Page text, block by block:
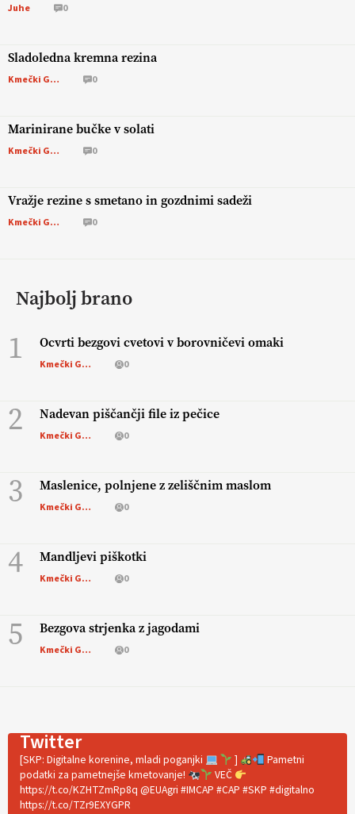
Juhe 0
Sladoledna kremna rezina
Kmečki Glas 0
Marinirane bučke v solati
Kmečki Glas 0
Vražje rezine s smetano in gozdnimi sadeži
Kmečki Glas 0
Najbolj brano
1 Ocvrti bezgovi cvetovi v borovničevi omaki
Kmečki Glas 0
2 Nadevan piščančji file iz pečice
Kmečki Glas 0
3 Maslenice, polnjene z zeliščnim maslom
Kmečki Glas 0
4 Mandljevi piškotki
Kmečki Glas 0
5 Bezgova strjenka z jagodami
Kmečki Glas 0
Twitter
[SKP: Digitalne korenine, mladi poganjki ]
Pametni
podatki za pametnejše kmetovanje!
VEČ
https://t.co/KZHTZmRp8q @EUAgri #IMCAP #CAP #SKP #digitalno
https://t.co/TZr9EXYGPR